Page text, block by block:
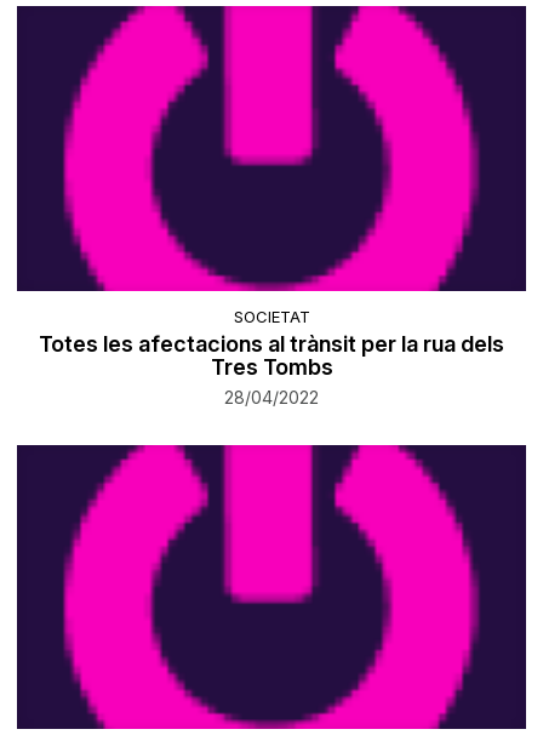
SOCIETAT
Totes les afectacions al trànsit per la rua dels
Tres Tombs
28/04/2022